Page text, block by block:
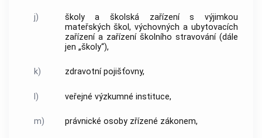
j)
školy a školská zařízení s výjimkou
mateřských škol, výchovných a ubytovacích
zařízení a zařízení školního stravování (dále
jen „školy“),
k) zdravotní pojišťovny,
l) veřejné výzkumné instituce,
m) právnické osoby zřízené zákonem,